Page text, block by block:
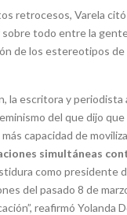
retrocesos, Varela
todo entre la gente
de los estereotipos
la escritora y periodista
del que dijo
capacidad de
simultáneas
como presidente
del pasado 8 de
reafirmó Yolanda